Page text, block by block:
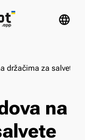
language
držačima za salvete
na